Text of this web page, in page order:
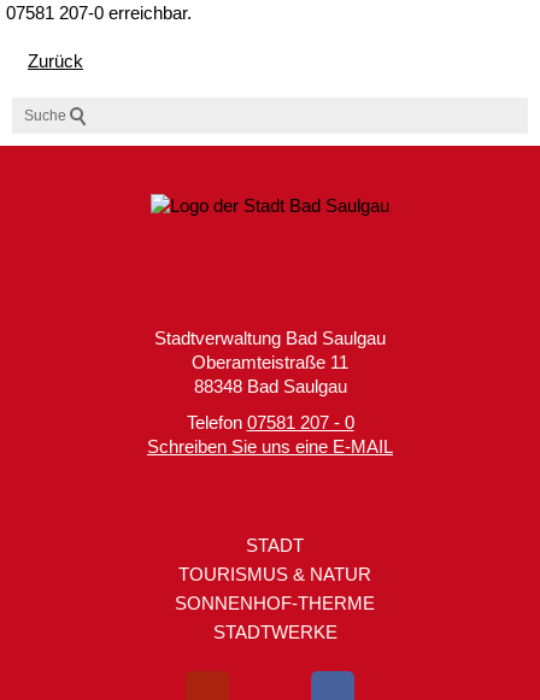
07581 207-0 erreichbar.
Zurück
Suche
Stadtverwaltung Bad Saulgau
Oberamteistraße 11
88348 Bad Saulgau
Telefon 07581 207 - 0
Schreiben Sie uns eine E-MAIL
STADT
TOURISMUS & NATUR
SONNENHOF-THERME
STADTWERKE